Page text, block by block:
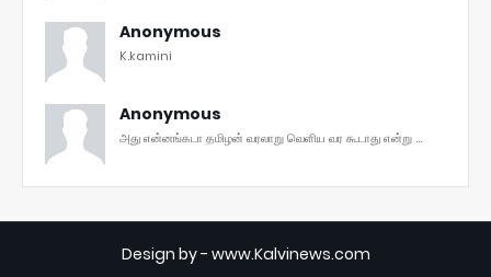
Anonymous
K.kamini
Anonymous
அது என்னங்கடா தமிழன் வரலாறு வெளிய வர கூடாது என்று ...
Design by - www.Kalvinews.com